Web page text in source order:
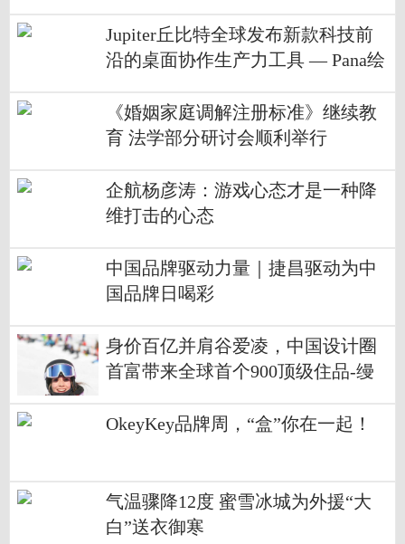
Jupiter丘比特全球发布新款科技前
沿的桌面协作生产力工具 — Pana绘
《婚姻家庭调解注册标准》继续教
育 法学部分研讨会顺利举行
企航杨彦涛：游戏心态才是一种降
维打击的心态
中国品牌驱动力量｜捷昌驱动为中
国品牌日喝彩
身价百亿并肩谷爱凌，中国设计圈
首富带来全球首个900顶级住品-缦
OkeyKey品牌周，“盒”你在一起！
气温骤降12度 蜜雪冰城为外援“大
白”送衣御寒